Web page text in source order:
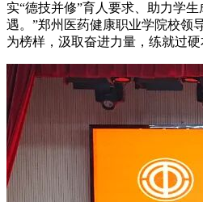
实“德技并修”育人要求、助力学
遇。”郑州医药健康职业学院校领
为榜样，汲取奋进力量，练就过硬